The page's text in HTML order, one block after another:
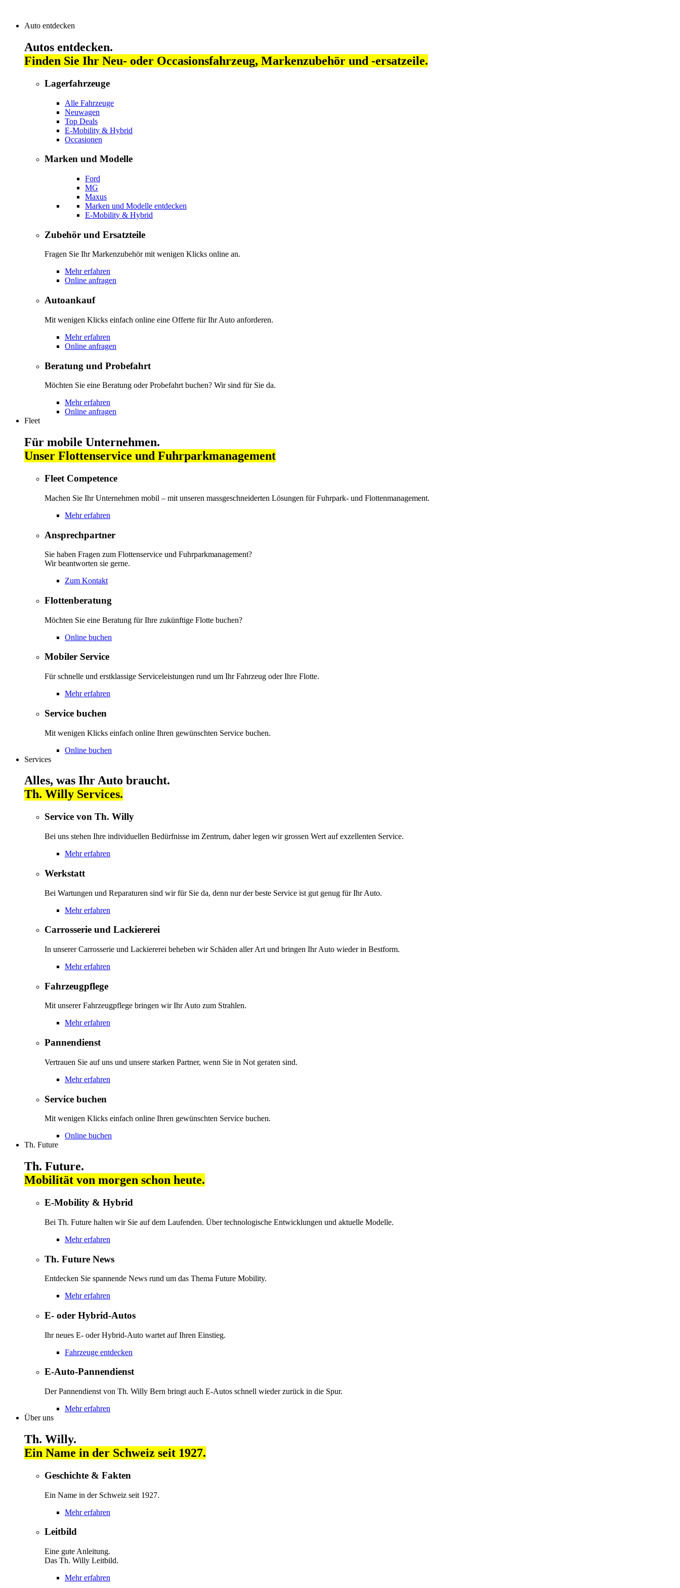
Auto entdecken
Autos entdecken.
Finden Sie Ihr Neu- oder Occasionsfahrzeug, Markenzubehör und -ersatzeile.
Lagerfahrzeuge
Alle Fahrzeuge
Neuwagen
Top Deals
E-Mobility & Hybrid
Occasionen
Marken und Modelle
Ford
MG
Maxus
Marken und Modelle entdecken
E-Mobility & Hybrid
Zubehör und Ersatzteile
Fragen Sie Ihr Markenzubehör mit wenigen Klicks online an.
Mehr erfahren
Online anfragen
Autoankauf
Mit wenigen Klicks einfach online eine Offerte für Ihr Auto anforderen.
Mehr erfahren
Online anfragen
Beratung und Probefahrt
Möchten Sie eine Beratung oder Probefahrt buchen? Wir sind für Sie da.
Mehr erfahren
Online anfragen
Fleet
Für mobile Unternehmen.
Unser Flottenservice und Fuhrparkmanagement
Fleet Competence
Machen Sie Ihr Unternehmen mobil – mit unseren massgeschneiderten Lösungen für Fuhrpark- und Flottenmanagement.
Mehr erfahren
Ansprechpartner
Sie haben Fragen zum Flottenservice und Fuhrparkmanagement?
Wir beantworten sie gerne.
Zum Kontakt
Flottenberatung
Möchten Sie eine Beratung für Ihre zukünftige Flotte buchen?
Online buchen
Mobiler Service
Für schnelle und erstklassige Serviceleistungen rund um Ihr Fahrzeug oder Ihre Flotte.
Mehr erfahren
Service buchen
Mit wenigen Klicks einfach online Ihren gewünschten Service buchen.
Online buchen
Services
Alles, was Ihr Auto braucht.
Th. Willy Services.
Service von Th. Willy
Bei uns stehen Ihre individuellen Bedürfnisse im Zentrum, daher legen wir grossen Wert auf exzellenten Service.
Mehr erfahren
Werkstatt
Bei Wartungen und Reparaturen sind wir für Sie da, denn nur der beste Service ist gut genug für Ihr Auto.
Mehr erfahren
Carrosserie und Lackiererei
In unserer Carrosserie und Lackiererei beheben wir Schäden aller Art und bringen Ihr Auto wieder in Bestform.
Mehr erfahren
Fahrzeugpflege
Mit unserer Fahrzeugpflege bringen wir Ihr Auto zum Strahlen.
Mehr erfahren
Pannendienst
Vertrauen Sie auf uns und unsere starken Partner, wenn Sie in Not geraten sind.
Mehr erfahren
Service buchen
Mit wenigen Klicks einfach online Ihren gewünschten Service buchen.
Online buchen
Th. Future
Th. Future.
Mobilität von morgen schon heute.
E-Mobility & Hybrid
Bei Th. Future halten wir Sie auf dem Laufenden. Über technologische Entwicklungen und aktuelle Modelle.
Mehr erfahren
Th. Future News
Entdecken Sie spannende News rund um das Thema Future Mobility.
Mehr erfahren
E- oder Hybrid-Autos
Ihr neues E- oder Hybrid-Auto wartet auf Ihren Einstieg.
Fahrzeuge entdecken
E-Auto-Pannendienst
Der Pannendienst von Th. Willy Bern bringt auch E-Autos schnell wieder zurück in die Spur.
Mehr erfahren
Über uns
Th. Willy.
Ein Name in der Schweiz seit 1927.
Geschichte & Fakten
Ein Name in der Schweiz seit 1927.
Mehr erfahren
Leitbild
Eine gute Anleitung.
Das Th. Willy Leitbild.
Mehr erfahren